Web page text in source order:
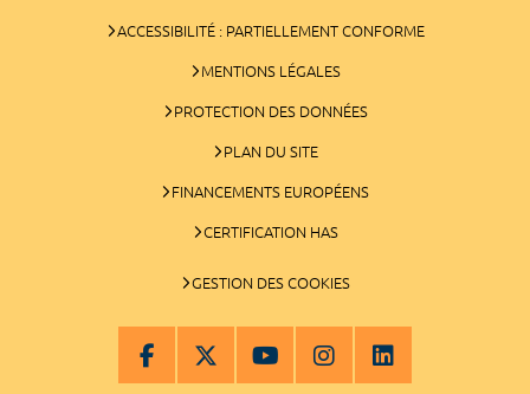
ACCESSIBILITÉ : PARTIELLEMENT CONFORME
MENTIONS LÉGALES
PROTECTION DES DONNÉES
PLAN DU SITE
FINANCEMENTS EUROPÉENS
CERTIFICATION HAS
GESTION DES COOKIES